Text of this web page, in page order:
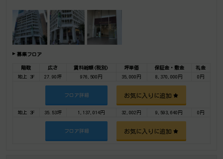
募集フロア
階数 広さ 賃料総額(税別) 坪単価 保証金・敷金
礼金
地上 3F
27.90坪 976,500円 35,000円 8,370,000円 0円
フロア詳細 お気に入りに追加
地上 3F 35.53坪 1,137,014円 32,002円 9,593,640円 0円
フロア詳細 お気に入りに追加